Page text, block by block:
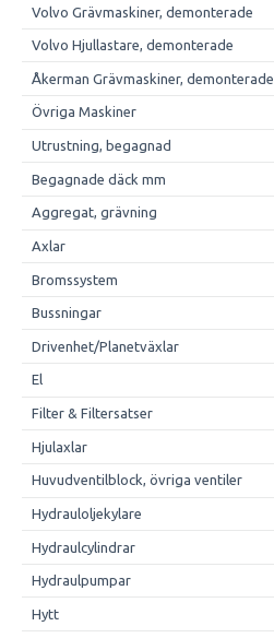
Volvo Grävmaskiner, demonterade
Volvo Hjullastare, demonterade
Åkerman Grävmaskiner, demonterade
Övriga Maskiner
Utrustning, begagnad
Begagnade däck mm
Aggregat, grävning
Axlar
Bromssystem
Bussningar
Drivenhet/Planetväxlar
El
Filter & Filtersatser
Hjulaxlar
Huvudventilblock, övriga ventiler
Hydrauloljekylare
Hydraulcylindrar
Hydraulpumpar
Hytt